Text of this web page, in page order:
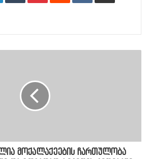
მოქალაქეების ჩართულობა